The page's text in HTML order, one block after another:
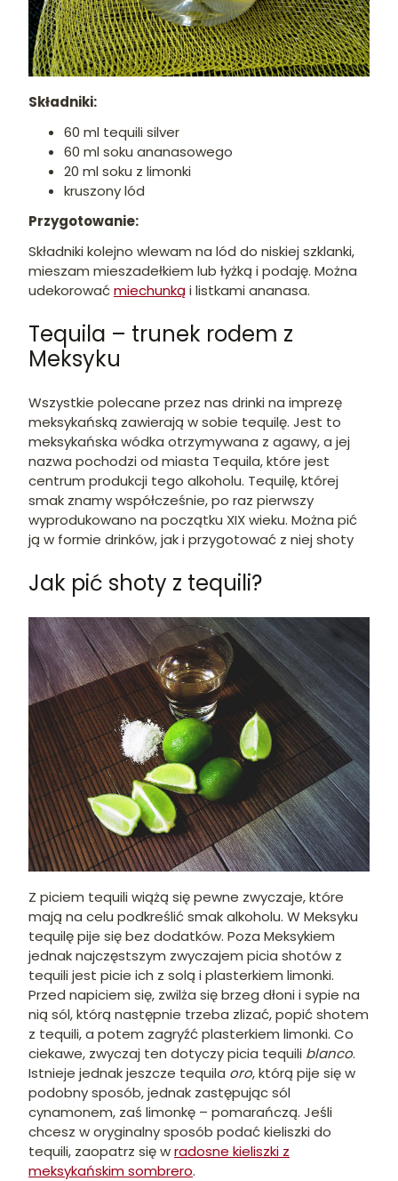
Składniki:
60 ml tequili silver
60 ml soku ananasowego
20 ml soku z limonki
kruszony lód
Przygotowanie:
Składniki kolejno wlewam na lód do niskiej szklanki,
mieszam mieszadełkiem lub łyżką i podaję. Można
udekorowaćmiechunką i listkami ananasa.
Tequila – trunek rodem z
Meksyku
Wszystkie polecane przez nas drinki na imprezę
meksykańską zawierają w sobie tequilę. Jest to
meksykańska wódka otrzymywana z agawy, a jej
nazwa pochodzi od miasta Tequila, które jest
centrum produkcji tego alkoholu. Tequilę, której
smak znamy współcześnie, po raz pierwszy
wyprodukowano na początku XIX wieku. Można pić
ją w formie drinków, jak i przygotować z niej shoty
Jak pić shoty z tequili?
Z piciem tequili wiążą się pewne zwyczaje, które
mają na celu podkreślić smak alkoholu. W Meksyku
tequilę pije się bez dodatków. Poza Meksykiem
jednak najczęstszym zwyczajem picia shotów z
tequili jest picie ich z solą i plasterkiem limonki.
Przed napiciem się, zwilża się brzeg dłoni i sypie na
nią sól, którą następnie trzeba zlizać, popić shotem
z tequili, a potem zagryźć plasterkiem limonki. Co
ciekawe, zwyczaj ten dotyczy picia tequili blanco.
Istnieje jednak jeszcze tequila oro, którą pije się w
podobny sposób, jednak zastępując sól
cynamonem, zaś limonkę – pomarańczą. Jeśli
chcesz w oryginalny sposób podać kieliszki do
tequili, zaopatrz się wradosne kieliszki z
meksykańskim sombrero.